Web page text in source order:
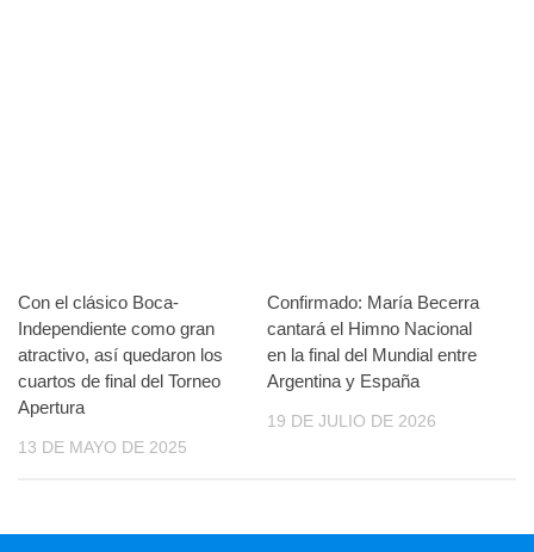
Con el clásico Boca-
Independiente como gran
atractivo, así quedaron los
cuartos de final del Torneo
Apertura
13 DE MAYO DE 2025
Confirmado: María Becerra
cantará el Himno Nacional
en la final del Mundial entre
Argentina y España
19 DE JULIO DE 2026